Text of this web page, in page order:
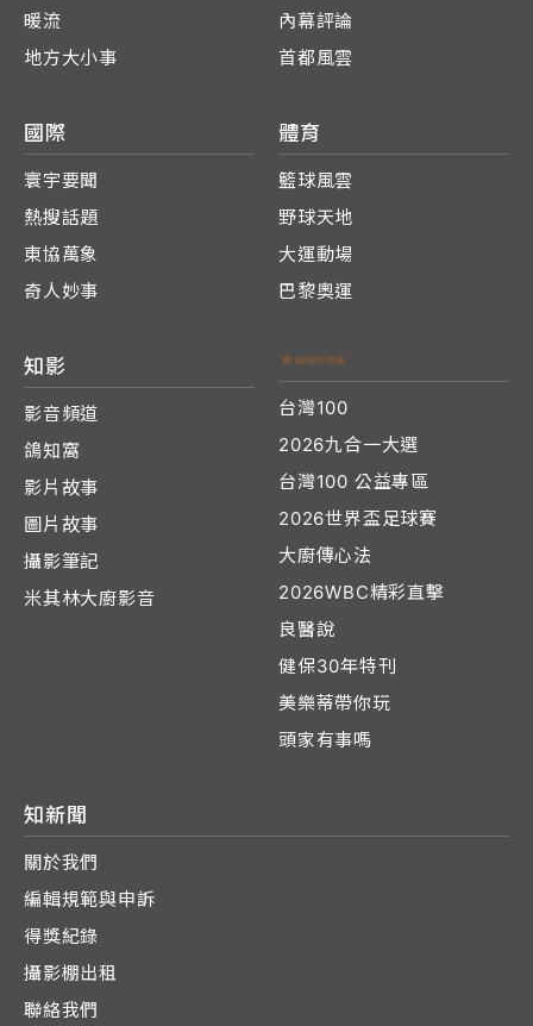
暖流
地方大小事
內幕評論
首都風雲
國際
寰宇要聞
熱搜話題
東協萬象
奇人妙事
體育
籃球風雲
野球天地
大運動場
巴黎奧運
知影
影音頻道
鴿知窩
影片故事
圖片故事
攝影筆記
米其林大廚影音
台灣100
2026九合一大選
台灣100 公益專區
2026世界盃足球賽
大廚傳心法
2026WBC精彩直擊
良醫說
健保30年特刊
美樂蒂帶你玩
頭家有事嗎
知新聞
關於我們
編輯規範與申訴
得獎紀錄
攝影棚出租
聯絡我們